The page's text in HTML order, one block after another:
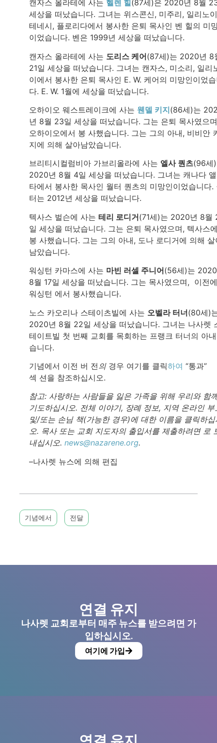
캔자스 올라테에 사는 헬렌 힐(87세)은 2020년 8월
세상을 떠났습니다. 그녀는 위스콘신, 미주리, 일리노
테네시, 플로리다에서 봉사한 은퇴 목사인 벤 힐의 미
이었습니다. 벤은 1999년 세상을 떠났습니다.
캔자스 올라테에 사는 도리스 케어(87세)는 2020년 8
21일 세상을 떠났습니다. 그녀는 캔자스, 미소리, 일리
이에서 봉사한 은퇴 목사인 E. W. 케어의 미망인이었
다. E. W. 1월에 세상을 떠났습니다.
오하이오 웨스트레이크에 사는 웬델 키지(86세)는
년 8월 23일 세상을 떠났습니다. 그는 은퇴 목사였으
오하이오에서 봉 사했습니다. 그는 그의 아내, 비비안
지에 의해 살아남았습니다.
브리티시컬럼비아 가브리올라에 사는 엘사 퀀츠(96세
2020년 8월 4일 세상을 떠났습니다. 그녀는 캐나다
타에서 봉사한 목사인 월터 퀀츠의 미망인이었습니다.
터는 2012년 세상을 떠났습니다.
텍사스 벌슨에 사는 테리 로디거(71세)는 2020년 8월
일 세상을 떠났습니다. 그는 은퇴 목사였으며, 텍사스
봉 사했습니다. 그는 그의 아내, 도나 로디거에 의해 살
남았습니다.
워싱턴 카마스에 사는 마빈 러셀 주니어(56세)는
8월 17일 세상을 떠났습니다. 그는 목사였으며, 이전에
워싱턴 에서 봉사했습니다.
노스 카오리나 스테이츠빌에 사는 오벨라 터너(80세)
2020년 8월 22일 세상을 떠났습니다. 그녀는 나사렛
테이트빌 첫 번째 교회를 목회하는 프랭크 터너의 아
습니다.
기념에서 이전 버 전의경우 여기를 클릭하여 “통과”
섹 션을 참조하십시오.
참고: 사랑하는 사람들을 잃은 가족을 위해 우리와 함
기도하십시오. 전체 이야기, 장례 정보, 지역 온라인 부
및/또는 손님 책(가능한 경우)에 대한 이름을 클릭하십
오. 목사 또는 교회 지도자의 출입서를 제출하려면 로
내십시오. news@nazarene.org.
–나사렛 뉴스에 의해 편집
기념에서 전달
연결 유지
나사렛 교회로부터 매주 뉴스를 받으려면 가
입하십시오.
여기에 가입